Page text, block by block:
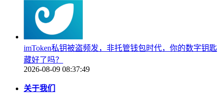
imToken私钥被盗频发，非托管钱包时代，你的数字钥匙
藏好了吗？
2026-08-09 08:37:49
关于我们